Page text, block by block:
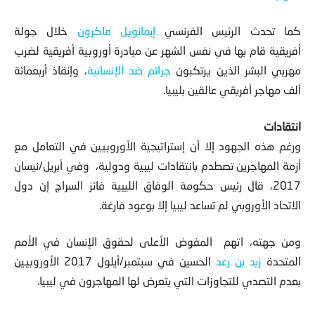
كما تحدث الرئيس الفرنسي إيمانويل ماكرون خلال جولة
أفريقية قام بها في نفس الشهر عن مبادرة أوروبية أفريقية لضرب
مهربي البشر الذين يرتكبون جرائم ضد الإنسانية، وإنقاذ أربعمائة
ألف مهاجر أفريقي عالقين بليبيا.
انتقادات
ورغم هذه الجهود إلا أن إستراتيجية الأوروبيين في التعامل مع
أزمة المهاجرين تصطدم بانتقادات ليبية ودولية، وفي أبريل/نيسان
2017، قال رئيس حكومة الوفاق الليبية فائز السراج إن دول
الاتحاد الأوروبي لم تساعد ليبيا إلا بوعود فارغة.
ومن جهته، اتهم المفوض الأعلى لحقوق الإنسان في الأمم
المتحدة زيد بن رعد
الحسين في سبتمبر/أيلول 2017 الأوروبيين
بعدم التصدي للتجاوزات التي يتعرض لها المهاجرون في ليبيا.